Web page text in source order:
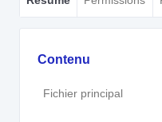
Contenu
Fichier principal